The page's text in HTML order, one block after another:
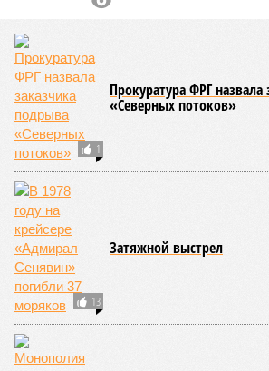
1
Прокуратура ФРГ
«Северных потоков»
13
Затяжной выстрел